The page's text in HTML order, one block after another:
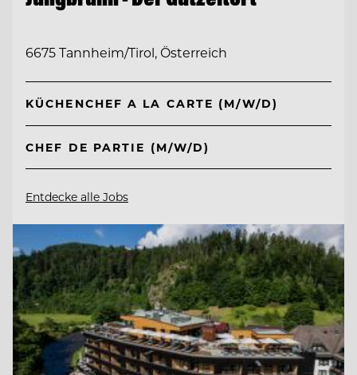
6675 Tannheim/Tirol, Österreich
KÜCHENCHEF A LA CARTE (M/W/D)
CHEF DE PARTIE (M/W/D)
Entdecke alle Jobs